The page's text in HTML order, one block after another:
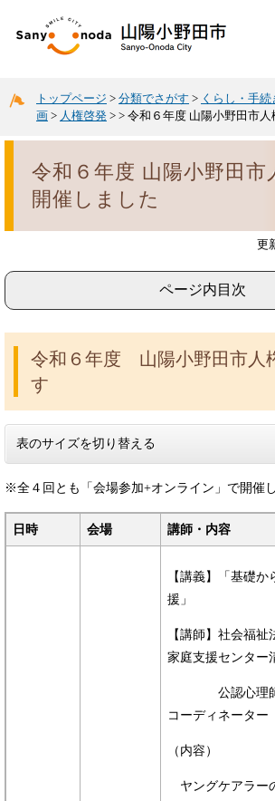
トップページ > 分類でさがす > くらし・手続
画 > 人権啓発 > > 令和６年度 山陽小野田市
令和６年度 山陽小野田市
開催しました
更
ページ内目次
令和６年度 山陽小野田市人
す
表のサイズを切り替える
※全４回とも「会場参加+オンライン」で開催し
日時 会場 講師・内容
【講義】「基礎
援」
【講師】社会福
家庭支援センター
公認心理師、
コーディネータ
（内容）
ヤングケアラー